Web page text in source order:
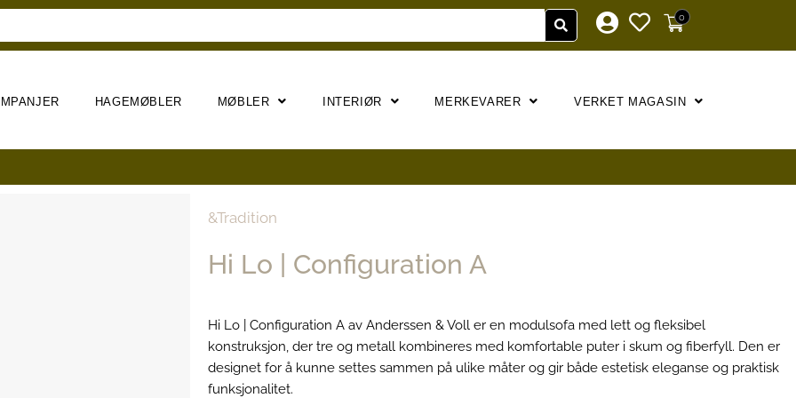
0
HAGEMØBLER MØBLER INTERIØR MERKEVARER VERKET MAGASIN
&Tradition
Hi Lo | Configuration A
Hi Lo | Configuration A av Anderssen & Voll er en modulsofa med lett og fleksibel
konstruksjon, der tre og metall kombineres med komfortable puter i skum og fiberfyll. Den er
designet for å kunne settes sammen på ulike måter og gir både estetisk eleganse og praktisk
funksjonalitet.